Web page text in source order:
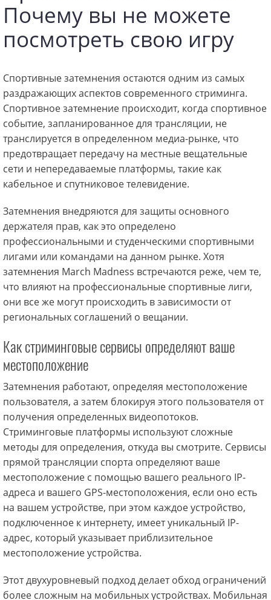
Почему вы не можете
посмотреть свою игру
Спортивные затемнения остаются одним из самых
раздражающих аспектов современного стриминга.
Спортивное затемнение происходит, когда спортивное
событие, запланированное для трансляции, не
транслируется в определенном медиа-рынке, что
предотвращает передачу на местные вещательные
сети и непередаваемые платформы, такие как
кабельное и спутниковое телевидение.
Затемнения внедряются для защиты основного
держателя прав, как это определено
профессиональными и студенческими спортивными
лигами или командами на данном рынке. Хотя
затемнения March Madness встречаются реже, чем те,
что влияют на профессиональные спортивные лиги,
они все же могут происходить в зависимости от
региональных соглашений о вещании.
Как стриминговые сервисы определяют ваше
местоположение
Затемнения работают, определяя местоположение
пользователя, а затем блокируя этого пользователя от
получения определенных видеопотоков.
Стриминговые платформы используют сложные
методы для определения, откуда вы смотрите. Сервисы
прямой трансляции спорта определяют ваше
местоположение с помощью вашего реального IP-
адреса и вашего GPS-местоположения, если оно есть
на вашем устройстве, при этом каждое устройство,
подключенное к интернету, имеет уникальный IP-
адрес, который указывает приблизительное
местоположение устройства.
Этот двухуровневый подход делает обход ограничений
более сложным на мобильных устройствах. Мобильная